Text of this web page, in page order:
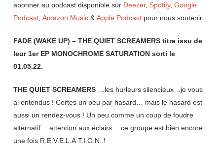
LINK
abonner au podcast disponible sur Deezer, Spotify, Google
Podcast, Amazon Music& Apple Podcastpour nous soutenir.
FADE (WAKE UP) – THE QUIET SCREAMERS titre issu de
leur 1er EP MONOCHROME SATURATION sorti le
01.05.22.
THE QUIET SCREAMERS…les hurleurs silencieux…je vous
ai entendus ! Certes un peu par hasard… mais le hasard est
aussi un rendez-vous ! Un peu comme un coup de foudre
alternatif …attention aux éclairs …ce groupe est bien encore
une fois R.E.V.E.L.A.T.I.O.N. !